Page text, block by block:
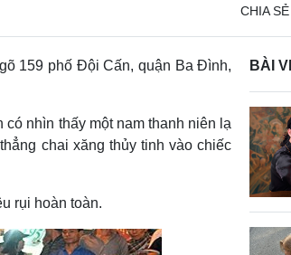
CHIA
159 phố Đội Cấn, quận Ba Đình,
nhìn thấy một nam thanh niên lạ
chai xăng thủy tinh vào chiếc
rụi hoàn toàn.
BÀI